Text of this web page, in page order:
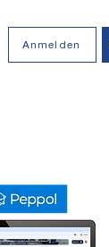
Anmelden